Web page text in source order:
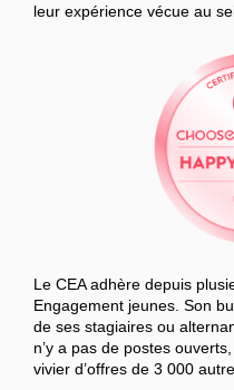
leur expérience vécue au
Le CEA adhère depuis
Engagement jeunes. Son
de ses stagiaires ou
n’y a pas de postes
vivier d’offres de 3 000